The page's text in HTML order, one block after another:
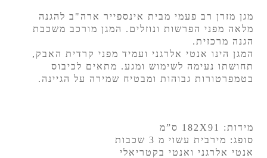
מגן מזרן רב פעמי מבית אינספייר ארה"ב להגנה
מלאה מפני הפרשות ונוזלים. המגן מורכב משכבת
הגנה מרכזית.
המגן הינו אנטי אלרגני ועמיד מפני קרדית האבק,
תחושתו נעימה לשימוש ומגע. מתאים לכיבוס
בטמפרטורות גבוהות ומבטיח שמירה על הגיינה.
מידות: 182X91 ס”מ
סופג: מירבית עשוי מ 3 שכבות
אנטי אלרגני ואנטי בקטריאלי